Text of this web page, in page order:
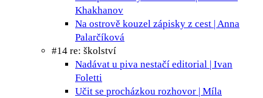
Khakhanov
Na ostrově kouzel zápisky z cest | Anna
Palarčíková
#14 re: školství
Nadávat u piva nestačí editorial | Ivan
Foletti
Učit se procházkou rozhovor | Míla